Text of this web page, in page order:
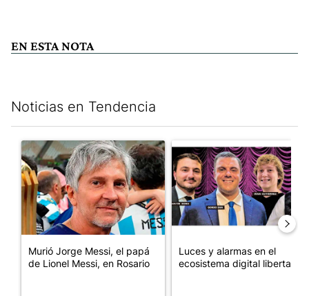
EN ESTA NOTA
Noticias en Tendencia
Un artículo de tendencia con el título "Murió Jorge Messi, el
Murió Jorge Messi, el papá
de Lionel Messi, en Rosario
Un artículo de tendencia con
Luces y alarmas en el
ecosistema digital libertario